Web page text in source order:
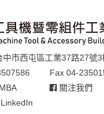
中市西屯區工業37路27號3
Fax 04-
關注我們